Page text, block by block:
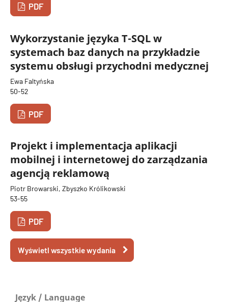
PDF
Wykorzystanie języka T-SQL w
systemach baz danych na przykładzie
systemu obsługi przychodni medycznej
Ewa Faltyńska
50-52
PDF
Projekt i implementacja aplikacji
mobilnej i internetowej do zarządzania
agencją reklamową
Piotr Browarski, Zbyszko Królikowski
53-55
PDF
Wyświetl wszystkie wydania
Język / Language